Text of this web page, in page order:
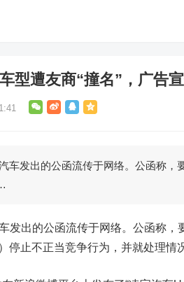
型遭友商“撞名”，广告
发出的公函流传于网络。公函称，
出的公函流传于网络。公函称，
停止不正当竞争行为，并就处理情